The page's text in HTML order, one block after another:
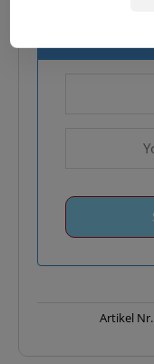
Artikel Nr.